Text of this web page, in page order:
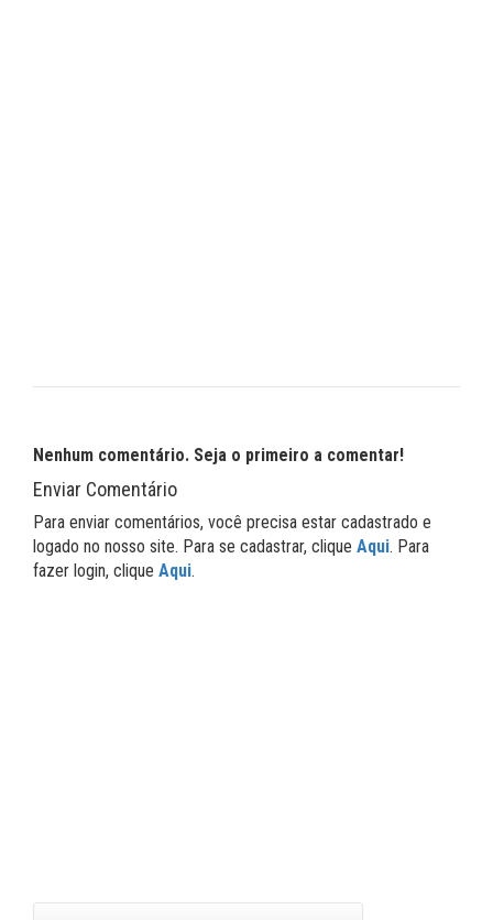
Nenhum comentário. Seja o primeiro a comentar!
Enviar Comentário
Para enviar comentários, você precisa estar cadastrado e
logado no nosso site. Para se cadastrar, clique Aqui. Para
fazer login, clique Aqui.